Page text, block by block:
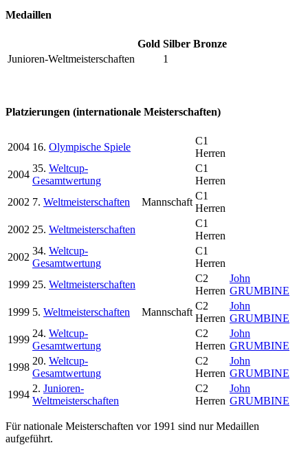
Medaillen
Gold Silber Bronze
Junioren-Weltmeisterschaften
1
Platzierungen (internationale Meisterschaften)
2004 16. Olympische Spiele
C1
Herren
2004
35. Weltcup-
Gesamtwertung
C1
Herren
2002 7. Weltmeisterschaften Mannschaft
C1
Herren
2002 25. Weltmeisterschaften
C1
Herren
2002
34. Weltcup-
Gesamtwertung
C1
Herren
1999 25. Weltmeisterschaften
C2
Herren
John
GRUMBINE
1999 5. Weltmeisterschaften Mannschaft
C2
Herren
John
GRUMBINE
1999
24. Weltcup-
Gesamtwertung
C2
Herren
John
GRUMBINE
1998
20. Weltcup-
Gesamtwertung
C2
Herren
John
GRUMBINE
1994
2. Junioren-
Weltmeisterschaften
C2
Herren
John
GRUMBINE
Für nationale Meisterschaften vor 1991 sind nur Medaillen
aufgeführt.